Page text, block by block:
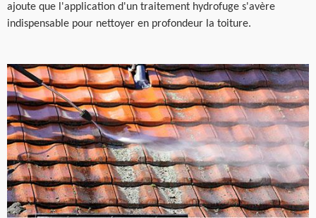
ajoute que l'application d'un traitement hydrofuge s'avère
indispensable pour nettoyer en profondeur la toiture.